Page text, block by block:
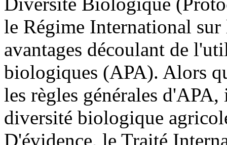
le Régime International sur
avantages découlant de
biologiques (APA). Alors
les règles générales
diversité biologique
D'évidence, le Traité